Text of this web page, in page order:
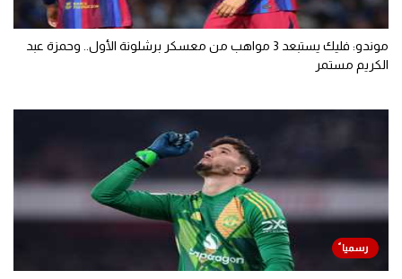
موندو: فليك يستبعد 3 مواهب من معسكر برشلونة الأول.. وحمزة عبد
الكريم مستمر